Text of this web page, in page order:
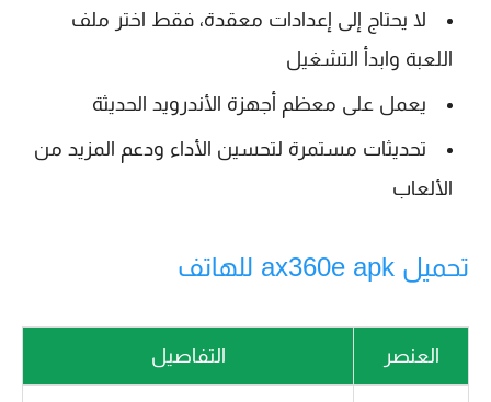
لا يحتاج إلى إعدادات معقدة، فقط اختر ملف
اللعبة وابدأ التشغيل
يعمل على معظم أجهزة الأندرويد الحديثة
تحديثات مستمرة لتحسين الأداء ودعم المزيد من
الألعاب
تحميل ax360e apk للهاتف
العنصر التفاصيل